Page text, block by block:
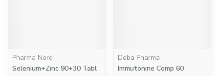
Pharma Nord
Selenium+Zinc 90+30 Tabl
Deba Pharma
Immutonine Comp 60